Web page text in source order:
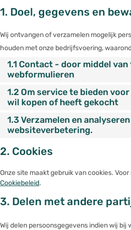
1. Doel, gegevens en
Wij ontvangen of verzamelen mogelijk
houden met onze bedrijfsvoering,
1.1 Contact - door middel
webformulieren
1.2 Om service te bieden
wil kopen of heeft gekocht
1.3 Verzamelen en
websiteverbetering.
2. Cookies
Onze site maakt gebruik van cookies.
Cookiebeleid.
3. Delen met andere
Wij delen persoonsgegevens indien wij